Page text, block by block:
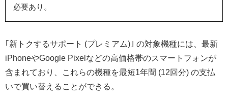
必要あり。
｢新トクするサポート (プレミアム)｣ の対象機種には、最新
iPhoneやGoogle Pixelなどの高価格帯のスマートフォンが
含まれており、これらの機種を最短1年間 (12回分) の支払
いで買い替えることができる。